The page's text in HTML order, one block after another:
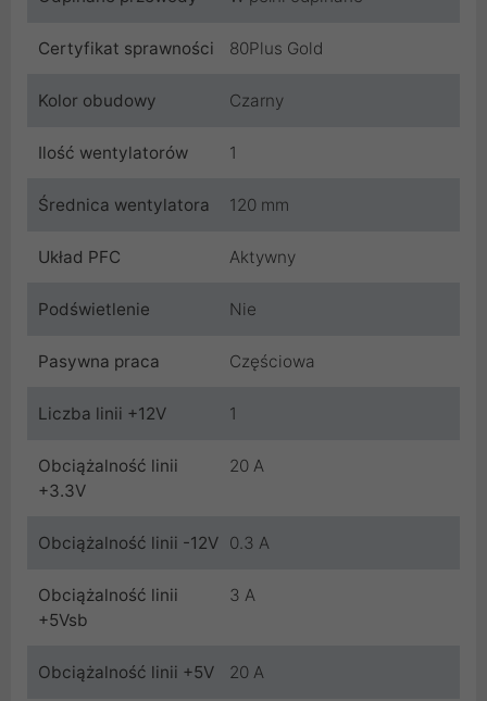
Certyfikat sprawności 80Plus Gold
Kolor obudowy Czarny
Ilość wentylatorów 1
Średnica wentylatora 120 mm
Układ PFC Aktywny
Podświetlenie Nie
Pasywna praca Częściowa
Liczba linii +12V 1
Obciążalność linii
+3.3V
20 A
Obciążalność linii -12V 0.3 A
Obciążalność linii
+5Vsb
3 A
Obciążalność linii +5V 20 A